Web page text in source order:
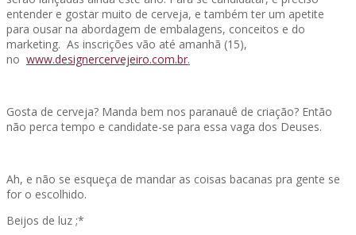
entender e gostar muito de cerveja, e também ter um apetite
para ousar na abordagem de embalagens, conceitos e do
marketing. As inscrições vão até amanhã (15),
no www.designercervejeiro.com.br.
Gosta de cerveja? Manda bem nos paranauê de criação? Então
não perca tempo e candidate-se para essa vaga dos Deuses.
Ah, e não se esqueça de mandar as coisas bacanas pra gente se
for o escolhido.
Beijos de luz ;*